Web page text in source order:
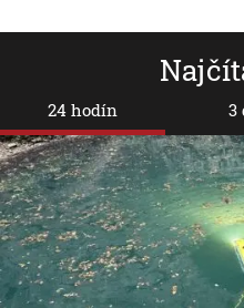
24 hodín 3